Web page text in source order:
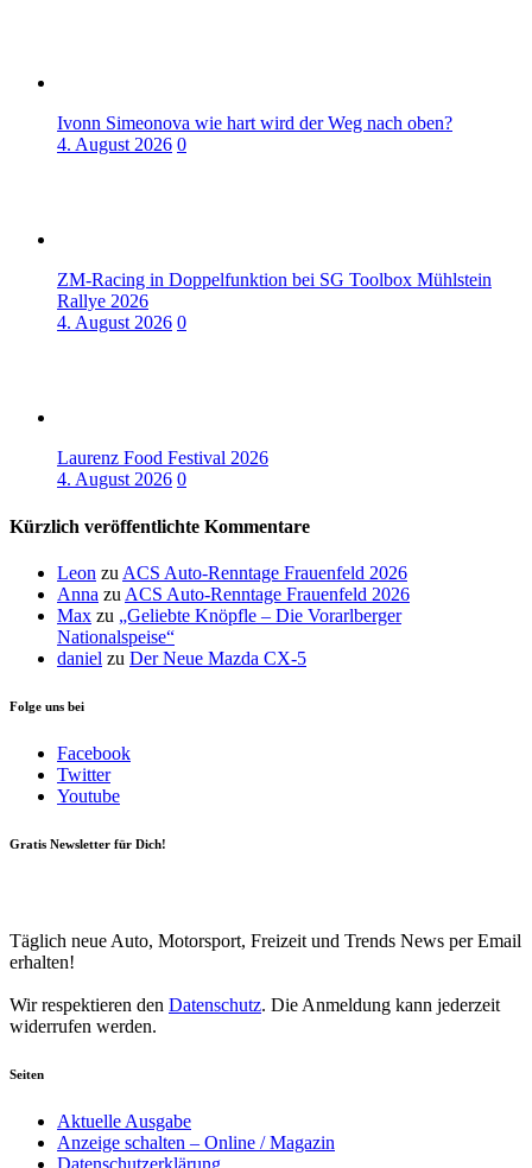
Ivonn Simeonova wie hart wird der Weg nach oben?
4. August 2026 0
ZM-Racing in Doppelfunktion bei SG Toolbox Mühlstein
Rallye 2026
4. August 2026 0
Laurenz Food Festival 2026
4. August 2026 0
Kürzlich veröffentlichte Kommentare
Leon zu ACS Auto-Renntage Frauenfeld 2026
Anna zu ACS Auto-Renntage Frauenfeld 2026
Max zu „Geliebte Knöpfle – Die Vorarlberger
Nationalspeise“
daniel zu Der Neue Mazda CX-5
Folge uns bei
Facebook
Twitter
Youtube
Gratis Newsletter für Dich!
Täglich neue Auto, Motorsport, Freizeit und Trends News per Email
erhalten!
Wir respektieren den Datenschutz. Die Anmeldung kann jederzeit
widerrufen werden.
Seiten
Aktuelle Ausgabe
Anzeige schalten – Online / Magazin
Datenschutzerklärung